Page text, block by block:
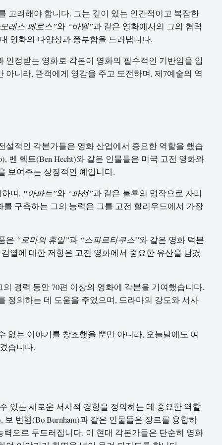
고려해야 합니다. 그는 깊이 있는 인간적이고 복잡한
레스 페로스”와 “바벨”과 같은 영화에서의 그의 협력
영화의 다양성과 풍부함을 드러냅니다.
정받는 영화로 각본이 영화의 필수적인 기반임을 입
니라, 관객에게 영감을 주고 도전하며, 제7예술의 역
적인 각본가들은 영화 산업에서 중요한 역할을 했습
벤 헥트(Ben Hecht)와 같은 인물들은 미국 고전 영화와
보여주는 상징적인 예입니다.
며, “아파트”와 “파선”과 같은 불후의 명작으로 자리
구축하는 그의 능력은 그를 고전 할리우드에서 가장
은 “로마의 휴일”과 “스파르타쿠스”와 같은 영화 덕분
열에 대한 저항은 고전 영화에서 중요한 유산을 남겼
경력 동안 70편 이상의 영화에 각본을 기여했습니다.
정의하는 데 도움을 주었으며, 드라마의 강도와 서사
없는 이야기를 창조했을 뿐만 아니라, 오늘날에도 여
습니다.
있는 새로운 서사적 경향을 정의하는 데 중요한 역할
보 번햄(Bo Burnham)과 같은 인물들은 장르를 융합하
으로 두드러집니다. 이 현대 각본가들은 단순히 영화